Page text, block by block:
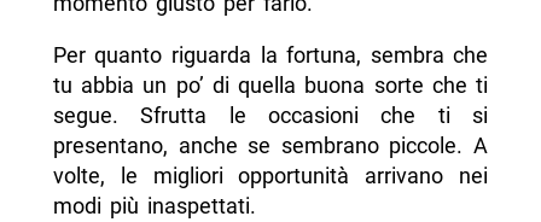
Per quanto riguarda la fortuna, sembra che
tu abbia un po’ di quella buona sorte che ti
segue. Sfrutta le occasioni che ti si
presentano, anche se sembrano piccole. A
volte, le migliori opportunità arrivano nei
modi più inaspettati.